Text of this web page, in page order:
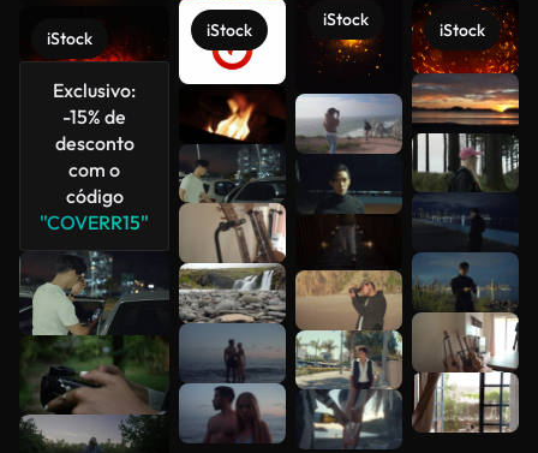
iStock
Exclusivo:
-15% de
desconto
com o
código
"COVERR15"
iStock
iStock
iStock
Veja mais